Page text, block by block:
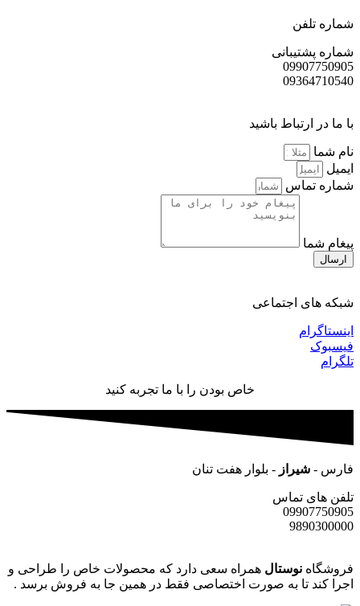
شماره تلفن
شماره پشتیبانی
09907750905
09364710540
با ما در ارتباط باشید
نام شما
ایمیل
شماره تماس
پیغام شما
ارسال
شبکه های اجتماعی
اینستاگرام
فیسبوک
تلگرام
خاص بودن را با ما تجربه کنید
فارس - شیراز - بلوار هفت تنان
تلفن های تماس
09907750905
9890300000
فروشگاه نوستال همراه سعی دارد که محصولات خاص را طراحی و
اجرا کند تا به صورت اختصاصی فقط در همین جا به فروش برسد .